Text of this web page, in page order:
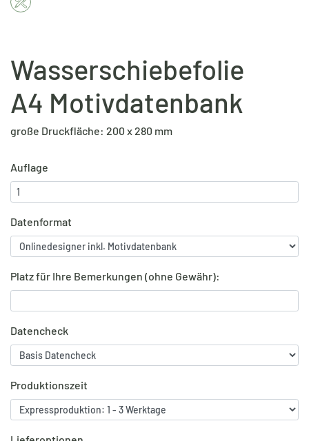
Wasserschiebefolie
A4 Motivdatenbank
große Druckfläche: 200 x 280 mm
Auflage
Datenformat
Platz für Ihre Bemerkungen (ohne Gewähr):
Datencheck
Produktionszeit